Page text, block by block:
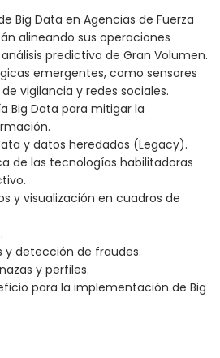
Big Data en Agencias de Fuerza
alineando sus operaciones
predictivo de Gran Volumen.
emergentes, como sensores
vigilancia y redes sociales.
Big Data para mitigar la
y datos heredados (Legacy).
de las tecnologías habilitadoras
y visualización en cuadros de
y detección de fraudes.
y perfiles.
para la implementación de Big